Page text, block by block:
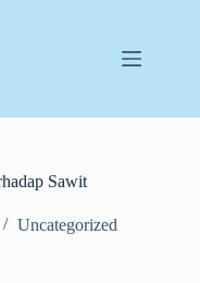
Sawit
Uncategorized